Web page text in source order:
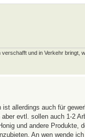
und in Verkehr bringt,
allerdings auch für
evtl. sollen auch 1-2
und andere Produkte,
An wen wende